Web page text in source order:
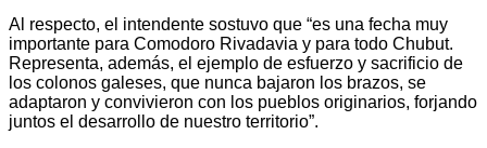
Al respecto, el intendente sostuvo que “es una fecha muy
importante para Comodoro Rivadavia y para todo Chubut.
Representa, además, el ejemplo de esfuerzo y sacrificio de
los colonos galeses, que nunca bajaron los brazos, se
adaptaron y convivieron con los pueblos originarios, forjando
juntos el desarrollo de nuestro territorio”.